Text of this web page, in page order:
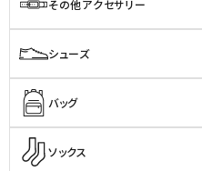
その他アクセサリー
シューズ
バッグ
ソックス